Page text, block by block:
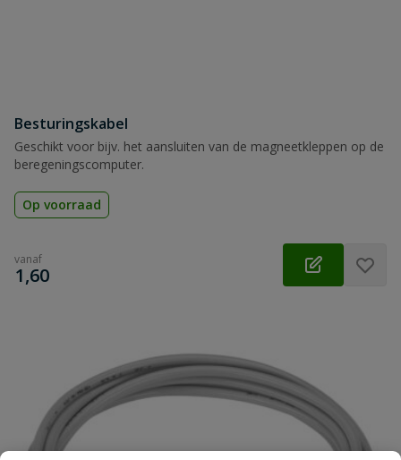
Besturingskabel
Geschikt voor bijv. het aansluiten van de magneetkleppen op de
beregeningscomputer.
Op voorraad
vanaf
€
1,60